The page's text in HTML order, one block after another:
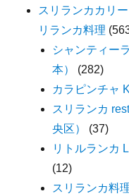
スリランカカリ
リランカ料理
シャンティー
本）
(282)
カラピンチャ
スリランカ
央区）
(37)
リトルランカ
(12)
スリランカ料